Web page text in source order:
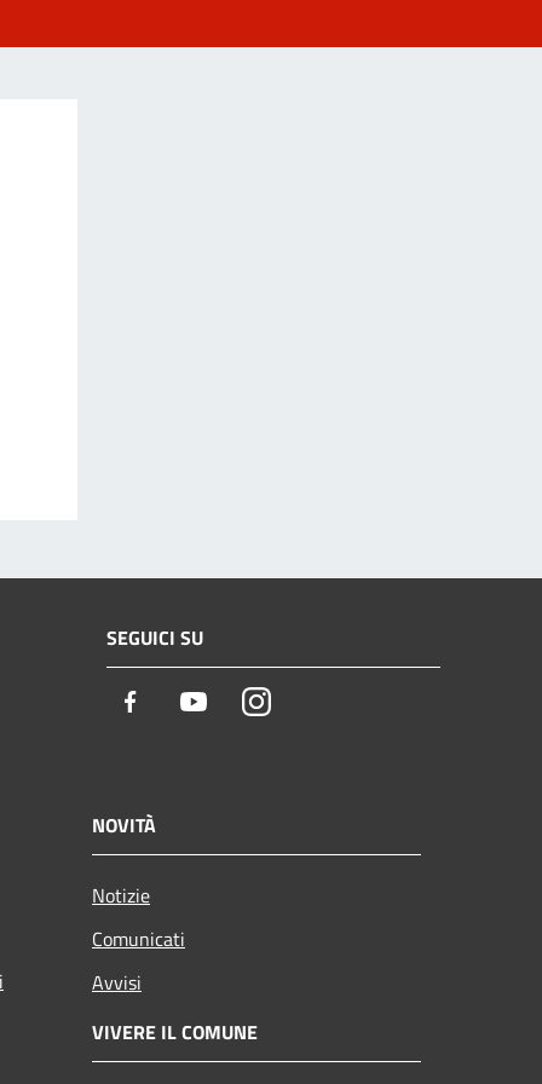
SEGUICI SU
Facebook YoutubeInstagram
NOVITÀ
Notizie
Comunicati
Avvisi
VIVERE IL COMUNE